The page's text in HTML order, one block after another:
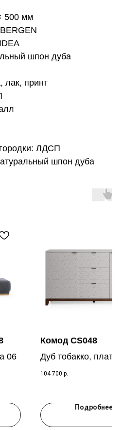
500 мм
шпон дуба
лак, принт
ЛДСП
шпон дуба
06
Комод CS048
Дуб тобакко,
RAL 7036
104 700 р.
Подробнее